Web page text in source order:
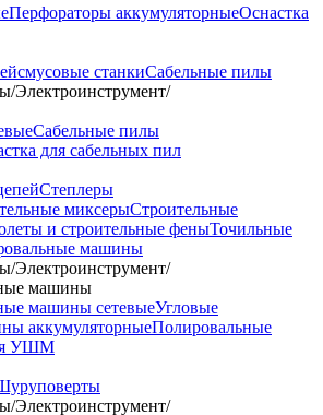
Перфораторы аккумуляторныеОснастка
станкиСабельные пилы
/Электроинструмент/
Сабельные пилы
для сабельных пил
Степлеры
миксерыСтроительные
и строительные феныТочильные
машины
/Электроинструмент/
машины
машины сетевыеУгловые
аккумуляторныеПолировальные
УШМ
/Электроинструмент/